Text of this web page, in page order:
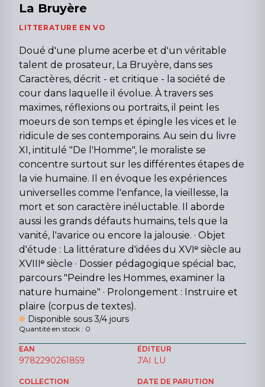
La Bruyère
LITTERATURE EN VO
Doué d'une plume acerbe et d'un véritable
talent de prosateur, La Bruyère, dans ses
Caractères, décrit - et critique - la société de
cour dans laquelle il évolue. À travers ses
maximes, réflexions ou portraits, il peint les
moeurs de son temps et épingle les vices et le
ridicule de ses contemporains. Au sein du livre
XI, intitulé "De l'Homme", le moraliste se
concentre surtout sur les différentes étapes de
la vie humaine. Il en évoque les expériences
universelles comme l'enfance, la vieillesse, la
mort et son caractère inéluctable. Il aborde
aussi les grands défauts humains, tels que la
vanité, l'avarice ou encore la jalousie. · Objet
d'étude : La littérature d'idées du XVIᵉ siècle au
XVIIIᵉ siècle · Dossier pédagogique spécial bac,
parcours "Peindre les Hommes, examiner la
nature humaine" · Prolongement : Instruire et
plaire (corpus de textes).
Disponible sous 3/4 jours
Quantité en stock : 0
EAN
9782290261859
ÉDITEUR
J'AI LU
COLLECTION DATE DE PARUTION